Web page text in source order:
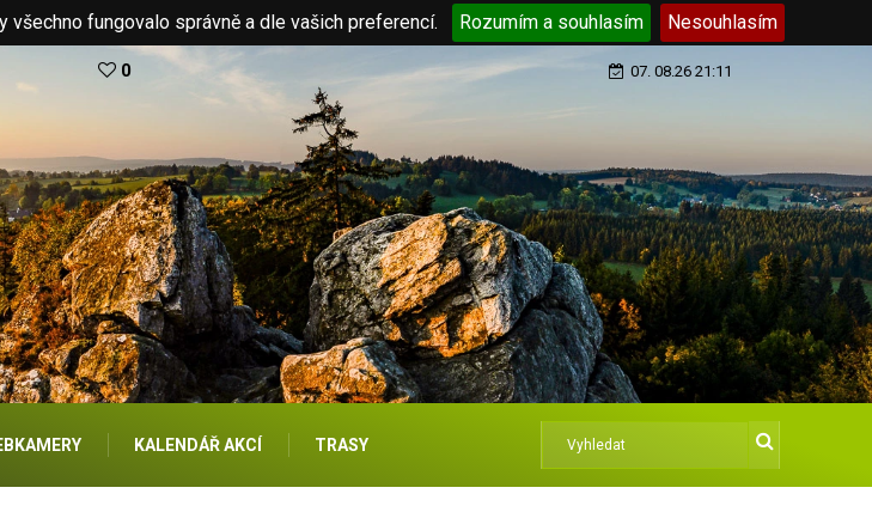
fungovalo správně a dle vašich preferencí. Rozumím a souhlasím Nesouhlasím
0 07. 08.26 21:11
KALENDÁŘ AKCÍ TRASY